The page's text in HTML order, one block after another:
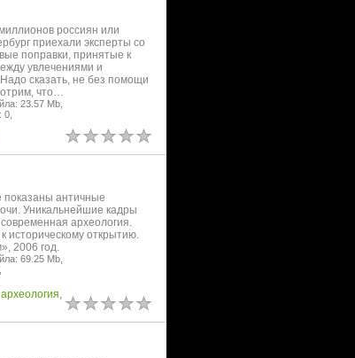
россиян или
приехали эксперты со
поправки, принятые к
увлечениями и
сказать, не без помощи
что…
23.57 Mb,
0,
показаны античные
Уникальнейшие кадры
археология.
историческому открытию.
2006 год.
69.25 Mb,
археология,